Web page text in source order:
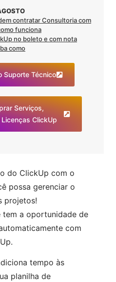
contratar Consultoria com
funciona
no boleto e com nota
como
Suporte Técnico
Serviços,
ClickUp
do ClickUp com o
possa gerenciar o
projetos!
tem a oportunidade de
com
tempo às
planilha de